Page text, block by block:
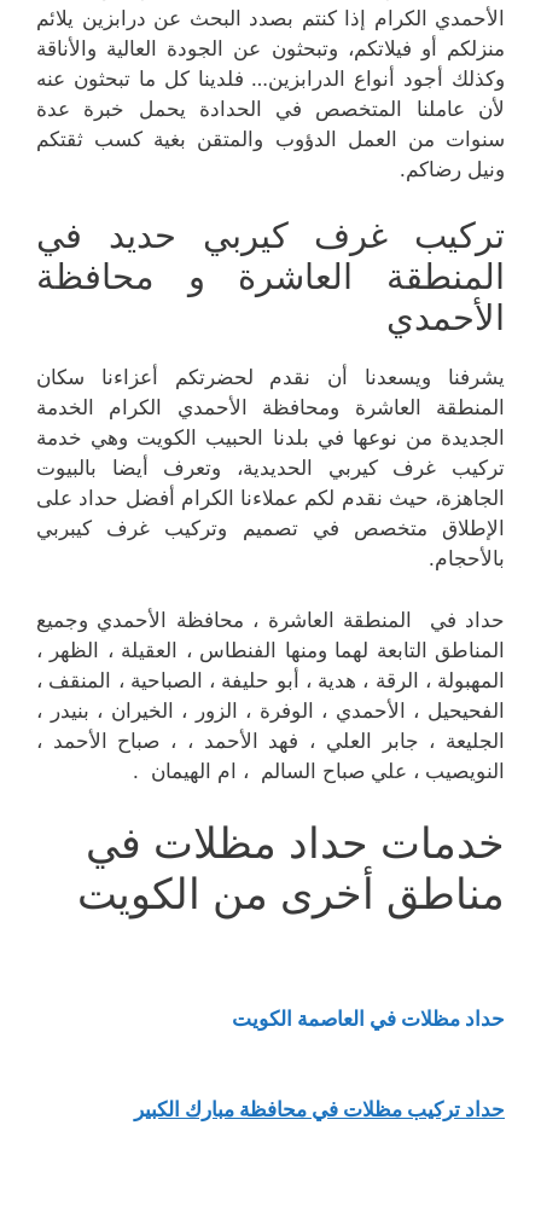
الأحمدي الكرام إذا كنتم بصدد البحث عن درابزين يلائم
منزلكم أو فيلاتكم، وتبحثون عن الجودة العالية والأناقة
وكذلك أجود أنواع الدرابزين… فلدينا كل ما تبحثون عنه
لأن عاملنا المتخصص في الحدادة يحمل خبرة عدة
سنوات من العمل الدؤوب والمتقن بغية كسب ثقتكم
ونيل رضاكم.
تركيب غرف كيربي حديد في
المنطقة العاشرة و محافظة
الأحمدي
يشرفنا ويسعدنا أن نقدم لحضرتكم أعزاءنا سكان
المنطقة العاشرة ومحافظة الأحمدي الكرام الخدمة
الجديدة من نوعها في بلدنا الحبيب الكويت وهي خدمة
تركيب غرف كيربي الحديدية، وتعرف أيضا بالبيوت
الجاهزة، حيث نقدم لكم عملاءنا الكرام أفضل حداد على
الإطلاق متخصص في تصميم وتركيب غرف كيبربي
بالأحجام.
حداد في المنطقة العاشرة ، محافظة الأحمدي وجميع
المناطق التابعة لهما ومنها الفنطاس ، العقيلة ، الظهر ،
المهبولة ، الرقة ، هدية ، أبو حليفة ، الصباحية ، المنقف ،
الفحيحيل ، الأحمدي ، الوفرة ، الزور ، الخيران ، بنيدر ،
الجليعة ، جابر العلي ، فهد الأحمد ، ، صباح الأحمد ،
النويصيب ، علي صباح السالم ، ام الهيمان .
خدمات حداد مظلات في
مناطق أخرى من الكويت
حداد مظلات في العاصمة الكويت
حداد تركيب مظلات في محافظة مبارك الكبير